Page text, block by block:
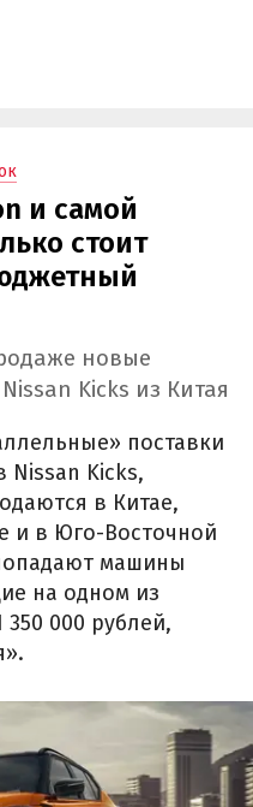
и самой
стоит
новые
Kicks из Китая
поставки
Nissan Kicks,
в Китае,
и в Юго-Восточной
машины
на одном из
000 рублей,